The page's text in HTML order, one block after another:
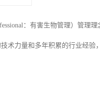
：有害生物管理）管理
术力量和多年积累的行业经